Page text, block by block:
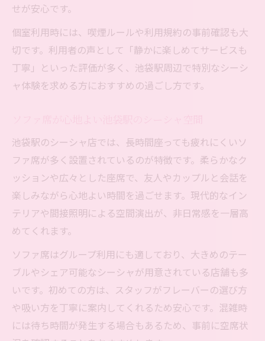
せが安心です。
個室利用時には、喫煙ルールや利用規約の事前確認も大
切です。利用者の声として「静かに楽しめてサービスも
丁寧」といった評価が多く、池袋駅周辺で特別なシーシ
ャ体験を求める方におすすめの過ごし方です。
池袋駅のシーシャ店では、長時間座っても疲れにくいソ
ファ席が多く設置されているのが特徴です。柔らかなク
ッションや広々とした座席で、友人やカップルと会話を
楽しみながら心地よい時間を過ごせます。現代的なイン
テリアや間接照明による空間演出が、非日常感を一層高
めてくれます。
ソファ席はグループ利用にも適しており、大きめのテー
ブルやシェア可能なシーシャが用意されている店舗も多
いです。初めての方は、スタッフがフレーバーの選び方
や吸い方を丁寧に案内してくれるため安心です。混雑時
には待ち時間が発生する場合もあるため、事前に空席状